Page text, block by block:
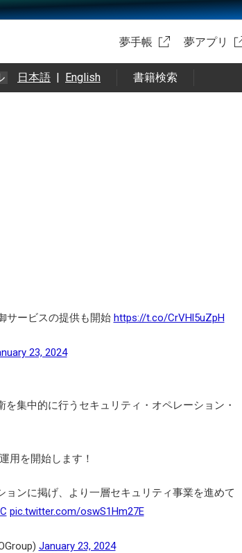
夢手帳 夢アプリ
日本語 | English 書籍検索
サービスの提供も開始 https://t.co/CrVHl5uZpH
23, 2024
集中的に行うセキュリティ・オペレーション・
用を開始します！
ョンに掲げ、より一層セキュリティ事業を進めて
pic.twitter.com/oswS1Hm27E
January 23, 2024